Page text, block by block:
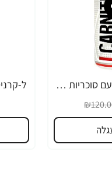
ל-קרניטין 1500 טעם סוכריות אבטיח 473 מ"ל - ProSupps
-27%